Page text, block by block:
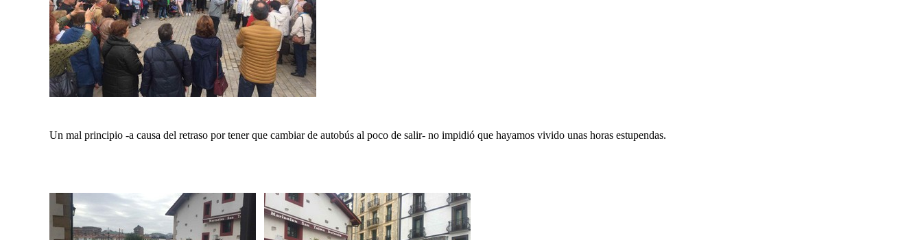
Un mal principio -a causa del retraso por tener que cambiar de autobús al poco de salir- no impidió que hayamos vivido unas horas estupendas.